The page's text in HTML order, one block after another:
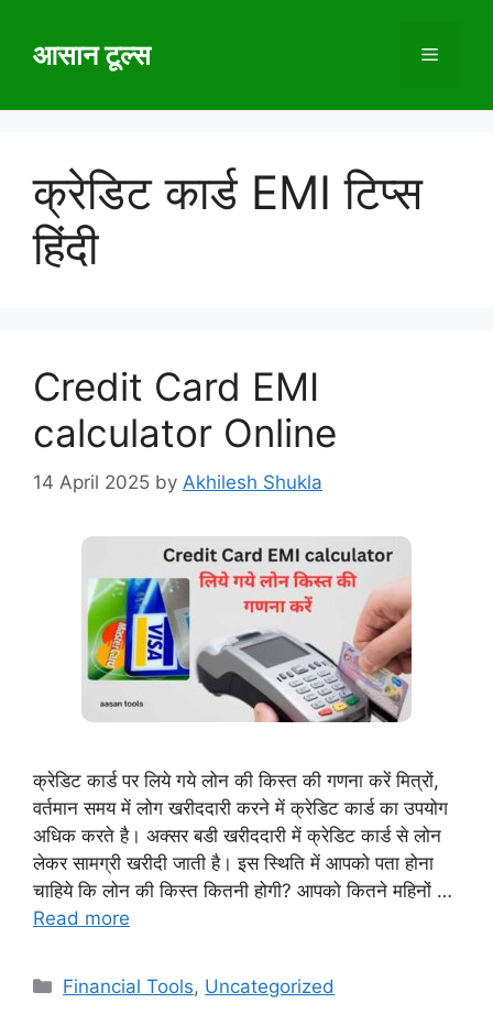
contentआसान टूल्स Menu
क्रेडिट कार्ड EMI टिप्स
हिंदी
Credit Card EMI
calculator Online
14 April 2025 by Akhilesh Shukla
क्रेडिट कार्ड पर लिये गये लोन की किस्त की गणना करें मित्रों,
वर्तमान समय में लोग खरीददारी करने में क्रेडिट कार्ड का उपयोग
अधिक करते है। अक्सर बडी खरीददारी में क्रेडिट कार्ड से लोन
लेकर सामग्री खरीदी जाती है। इस स्थिति में आपको पता होना
चाहिये कि लोन की किस्त कितनी होगी? आपको कितने महिनों …
Read more
Categories
Financial Tools, Uncategorized